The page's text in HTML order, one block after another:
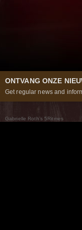
ONTVANG ONZE
Get regular news and
Gabrielle Roth’s 5Ritmes